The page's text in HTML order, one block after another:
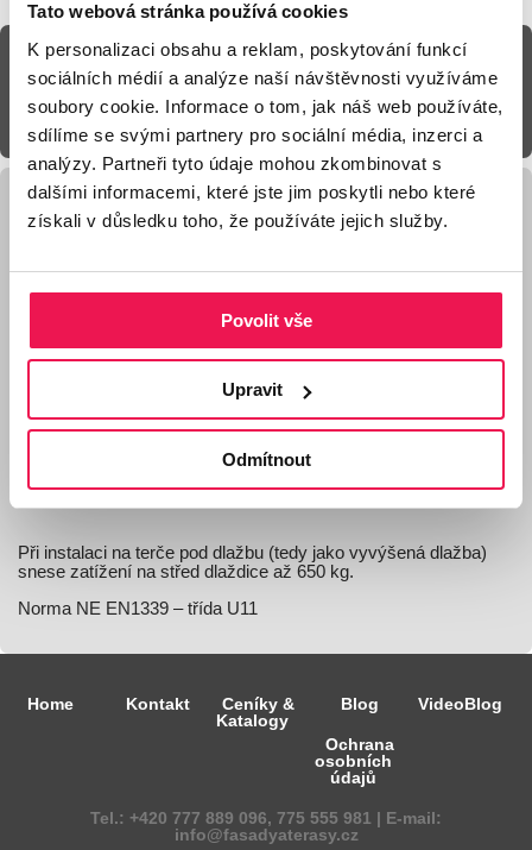
Tato webová stránka používá cookies
K personalizaci obsahu a reklam, poskytování funkcí
sociálních médií a analýze naší návštěvnosti využíváme
soubory cookie. Informace o tom, jak náš web používáte,
sdílíme se svými partnery pro sociální média, inzerci a
analýzy. Partneři tyto údaje mohou zkombinovat s
dalšími informacemi, které jste jim poskytli nebo které
získali v důsledku toho, že používáte jejich služby.
Povolit vše
Upravit
Odmítnout
Technická specifikace
Dekory
Rozměr dlažby:
Tloušťka materiálu: 20 mm
Délka: 60 cm
Při instalaci na terče pod dlažbu (tedy jako vyvýšená dlažba)
snese zatížení na střed dlaždice až 650 kg.
Norma NE EN1339 – třída U11
Home Kontakt
Ceníky &
Katalogy
Blog VideoBlog
Ochrana
osobních
údajů
Tel.: +420 777 889 096, 775 555 981 | E-mail:
info@fasadyaterasy.cz